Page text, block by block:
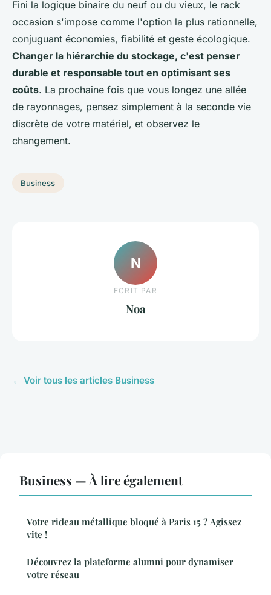
Fini la logique binaire du neuf ou du vieux, le rack
occasion s'impose comme l'option la plus rationnelle,
conjuguant économies, fiabilité et geste écologique.
Changer la hiérarchie du stockage, c'est penser
durable et responsable tout en optimisant ses
coûts. La prochaine fois que vous longez une allée
de rayonnages, pensez simplement à la seconde vie
discrète de votre matériel, et observez le
changement.
Business
N
ECRIT PAR
Noa
← Voir tous les articles Business
Business — À lire également
Votre rideau métallique bloqué à Paris 15 ? Agissez
vite !
Découvrez la plateforme alumni pour dynamiser
votre réseau